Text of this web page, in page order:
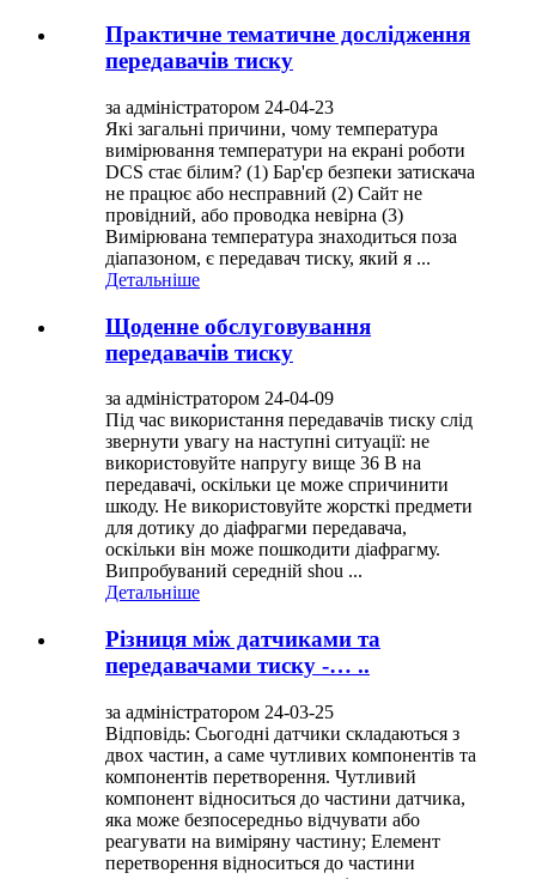
Практичне тематичне дослідження
передавачів тиску
за адміністратором 24-04-23
Які загальні причини, чому температура
вимірювання температури на екрані роботи
DCS стає білим? (1) Бар'єр безпеки затискача
не працює або несправний (2) Сайт не
провідний, або проводка невірна (3)
Вимірювана температура знаходиться поза
діапазоном, є передавач тиску, який я ...
Детальніше
Щоденне обслуговування
передавачів тиску
за адміністратором 24-04-09
Під час використання передавачів тиску слід
звернути увагу на наступні ситуації: не
використовуйте напругу вище 36 В на
передавачі, оскільки це може спричинити
шкоду. Не використовуйте жорсткі предмети
для дотику до діафрагми передавача,
оскільки він може пошкодити діафрагму.
Випробуваний середній shou ...
Детальніше
Різниця між датчиками та
передавачами тиску -… ..
за адміністратором 24-03-25
Відповідь: Сьогодні датчики складаються з
двох частин, а саме чутливих компонентів та
компонентів перетворення. Чутливий
компонент відноситься до частини датчика,
яка може безпосередньо відчувати або
реагувати на виміряну частину; Елемент
перетворення відноситься до частини